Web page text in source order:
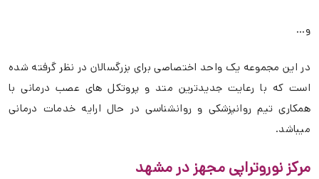
و…
در این مجموعه یک واحد اختصاصی برای بزرگسالان در نظر گرفته شده
است که با رعایت جدیدترین متد و پروتکل های عصب درمانی با
همکاری تیم روانپزشکی و روانشناسی در حال ارایه خدمات درمانی
میباشد.
مرکز نوروتراپی مجهز در مشهد